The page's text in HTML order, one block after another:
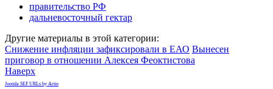
правительство РФ
дальневосточный гектар
Другие материалы в этой категории:
Снижение инфляции зафиксировали в ЕАО Вынесен
приговор в отношении Алексея Феоктистова
Наверх
Joomla SEF URLs by Artio